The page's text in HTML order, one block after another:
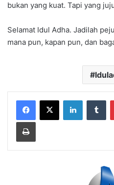
bukan yang kuat. Tapi yang
Selamat Idul Adha. Jadilah
mana pun, kapan pun, dan
LinkedIn
Cetak